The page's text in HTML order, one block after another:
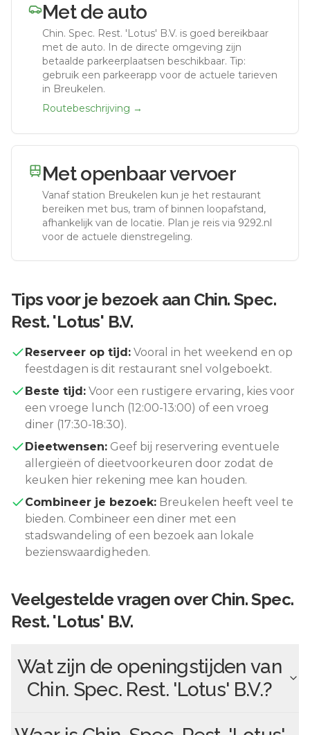
Met de auto
Chin. Spec. Rest. 'Lotus' B.V. is goed bereikbaar
met de auto. In de directe omgeving zijn
betaalde parkeerplaatsen beschikbaar. Tip:
gebruik een parkeerapp voor de actuele tarieven
in Breukelen.
Routebeschrijving →
Met openbaar vervoer
Vanaf station Breukelen kun je het restaurant
bereiken met bus, tram of binnen loopafstand,
afhankelijk van de locatie. Plan je reis via 9292.nl
voor de actuele dienstregeling.
Tips voor je bezoek aan Chin. Spec.
Rest. 'Lotus' B.V.
Reserveer op tijd: Vooral in het weekend en op
feestdagen is dit restaurant snel volgeboekt.
Beste tijd: Voor een rustigere ervaring, kies voor
een vroege lunch (12:00-13:00) of een vroeg
diner (17:30-18:30).
Dieetwensen: Geef bij reservering eventuele
allergieën of dieetvoorkeuren door zodat de
keuken hier rekening mee kan houden.
Combineer je bezoek: Breukelen heeft veel te
bieden. Combineer een diner met een
stadswandeling of een bezoek aan lokale
bezienswaardigheden.
Veelgestelde vragen overChin. Spec.
Rest. 'Lotus' B.V.
Wat zijn de openingstijden van
Chin. Spec. Rest. 'Lotus' B.V.?